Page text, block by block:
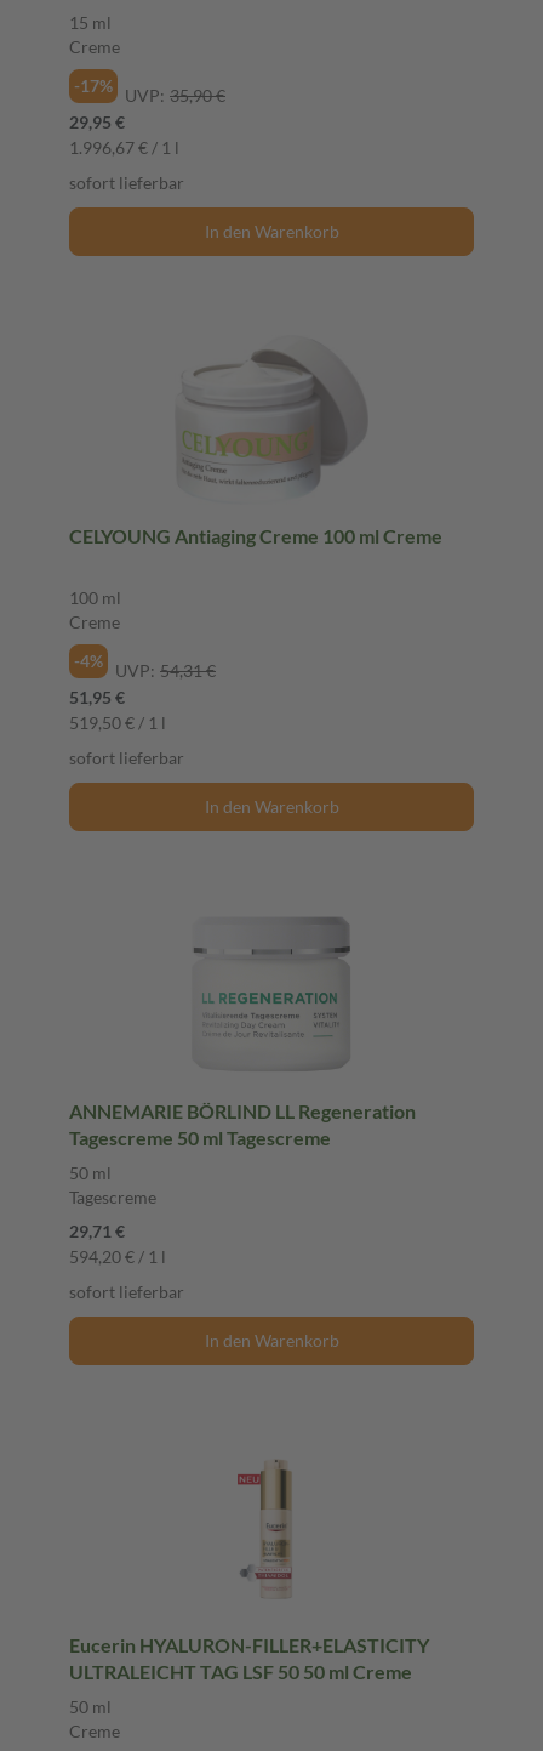
15 ml
Creme
-17%
UVP: 35,90 €
29,95 €
1.996,67 € / 1 l
sofort lieferbar
In den Warenkorb
CELYOUNG Antiaging Creme 100 ml Creme
100 ml
Creme
-4%
UVP: 54,31 €
51,95 €
519,50 € / 1 l
sofort lieferbar
In den Warenkorb
ANNEMARIE BÖRLIND LL Regeneration
Tagescreme 50 ml Tagescreme
50 ml
Tagescreme
29,71 €
594,20 € / 1 l
sofort lieferbar
In den Warenkorb
Eucerin HYALURON-FILLER+ELASTICITY
ULTRALEICHT TAG LSF 50 50 ml Creme
50 ml
Creme